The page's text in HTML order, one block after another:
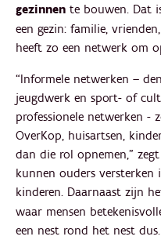
gezinnen te bouwen. Dat
een gezin: familie,
heeft zo een netwerk om
“Informele netwerken –
jeugdwerk en sport- of
professionele netwerken -
OverKop, huisartsen,
dan die rol opnemen,”
kunnen ouders
kinderen. Daarnaast zijn
waar mensen
een nest rond het nest